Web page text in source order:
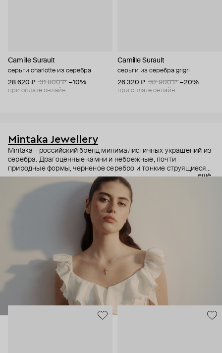
Camille Surault
серьги charlotte из серебра
28 620 ₽
31 800 ₽ −10%
при оплате онлайн
Camille Surault
серьги из серебра grigri
26 320 ₽
32 900 ₽ −20%
при оплате онлайн
Mintaka Jewellery
Mintaka – российский бренд минималистичных украшений из
серебра. Драгоценные камни и небрежные, почти
природные формы, черненое серебро и тонкие струящиеся
цепи – в этих украшениях дизайнеры соединили силу и
нежность, авангардные детали и классический дизайн.
Какую часть вашего характера они подчеркнут? Выбор за
ещё